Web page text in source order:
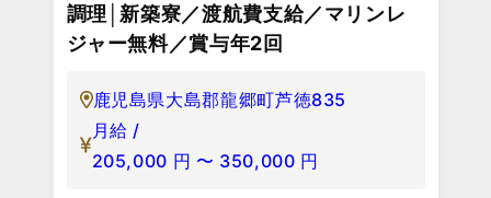
調理│新築寮／渡航費支給／マリンレ
ジャー無料／賞与年2回
鹿児島県大島郡龍郷町芦徳835
月給 /
205,000 円 〜 350,000 円